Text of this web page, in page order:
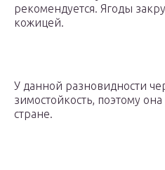
рекомендуется. Ягоды
кожицей.
У данной разновидности
зимостойкость, поэтому
стране.